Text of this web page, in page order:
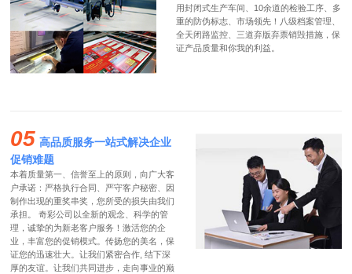
用封闭式生产车间、10余道的检验工序、多
重的防伪标志、市场领先！八级档案管理、
全天闭路监控、三道弃版弃票销毁措施，保
证产品质量和你我的利益。
05 高品质服务一站式解决企业
促销难题
本着质量第一、信誉至上的原则，向广大客
户承诺：严格执行合同、严守客户秘密、因
制作出现的重奖串奖，您所受的损失由我们
承担。 奇彩公司以全新的观念、科学的管
理，诚挚的为新老客户服务！激活您的企
业，丰富您的促销模式。传扬您的美名，保
证您的迅速壮大。让我们紧密合作, 结下深
厚的友谊。让我们共同进步，走向事业的巅